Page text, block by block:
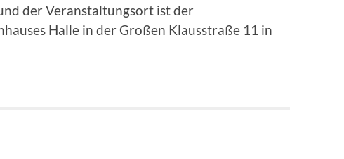
der Veranstaltungsort ist der
Halle in der Großen Klausstraße 11 in